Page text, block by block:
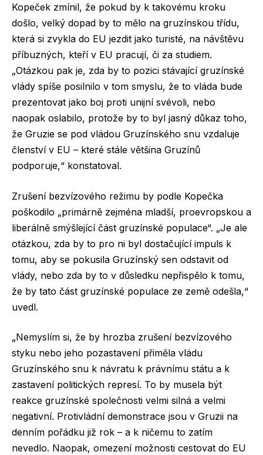
Kopeček zmínil, že pokud by k takovému kroku
došlo, velký dopad by to mělo na gruzínskou třídu,
která si zvykla do EU jezdit jako turisté, na návštěvu
příbuzných, kteří v EU pracují, či za studiem.
„Otázkou pak je, zda by to pozici stávající gruzínské
vlády spíše posilnilo v tom smyslu, že to vláda bude
prezentovat jako boj proti unijní svévoli, nebo
naopak oslabilo, protože by to byl jasný důkaz toho,
že Gruzie se pod vládou Gruzínského snu vzdaluje
členství v EU – které stále většina Gruzínů
podporuje,“ konstatoval.
Zrušení bezvízového režimu by podle Kopečka
poškodilo „primárně zejména mladší, proevropskou a
liberálně smýšlející část gruzínské populace“. „Je ale
otázkou, zda by to pro ni byl dostačující impuls k
tomu, aby se pokusila Gruzínský sen odstavit od
vlády, nebo zda by to v důsledku nepřispělo k tomu,
že by tato část gruzínské populace ze země odešla,“
uvedl.
„Nemyslím si, že by hrozba zrušení bezvízového
styku nebo jeho pozastavení přiměla vládu
Gruzínského snu k návratu k právnímu státu a k
zastavení politických represí. To by musela být
reakce gruzínské společnosti velmi silná a velmi
negativní. Protivládní demonstrace jsou v Gruzii na
denním pořádku již rok – a k ničemu to zatím
nevedlo. Naopak, omezení možnosti cestovat do EU